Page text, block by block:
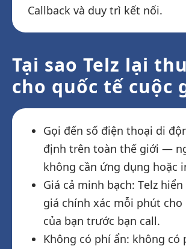
Callback và duy trì kết nối.
Tại sao Telz lại
cho quốc tế cuộc
Gọi đến số điện thoại di
định trên toàn thế giới —
không cần ứng dụng hoặc
Giá cả minh bạch: Telz
giá chính xác mỗi phút cho
của bạn trước bạn call.
Không có phí ẩn: không có